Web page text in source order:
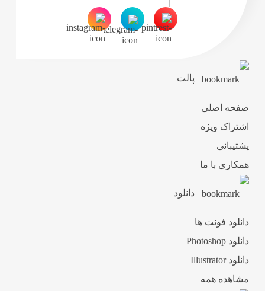
پالت
صفحه اصلی
اشتراک ویژه
پشتیبانی
همکاری با ما
دانلود
دانلود فونت ها
دانلود Photoshop
دانلود Illustrator
مشاهده همه